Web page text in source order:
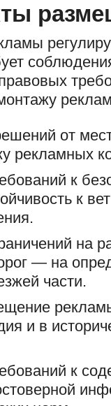
от
рекламных
к
к
на
— на
части.
и в
к